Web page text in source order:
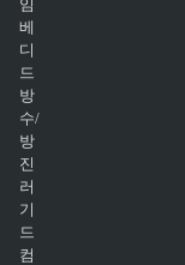
임
베
디
드
방
수/
방
진
러
기
드
컴